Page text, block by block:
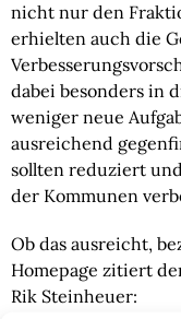
nicht nur den
erhielten auch die
dabei besonders in
weniger neue
ausreichend
sollten reduziert
der Kommunen
Ob das ausreicht,
Homepage zitiert
Rik Steinheuer: